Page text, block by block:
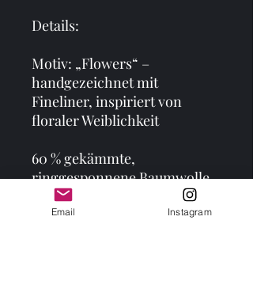
Details:
Motiv: „Flowers“ –
handgezeichnet mit
Fineliner, inspiriert von
floraler Weiblichkeit
60 % gekämmte,
ringgesponnene Baumwolle,
40 % Polyester
Email Instagram